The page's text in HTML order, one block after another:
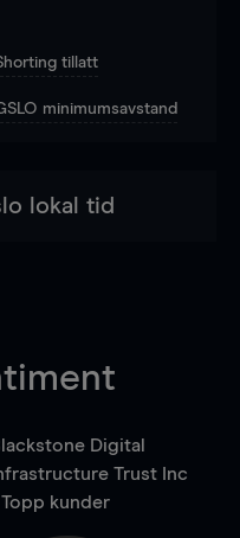
tillatt
minimumsavstand
lokal tid
Digital
Trust Inc
kunder